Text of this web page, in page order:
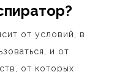
от условий, в
и от
от которых